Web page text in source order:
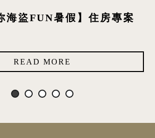
海盜FUN暑假】住房專案
READ MORE